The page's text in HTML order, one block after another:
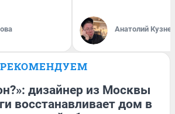
Анатолий
РЕКОМЕНДУЕМ
дизайнер из Москвы
восстанавливает дом в